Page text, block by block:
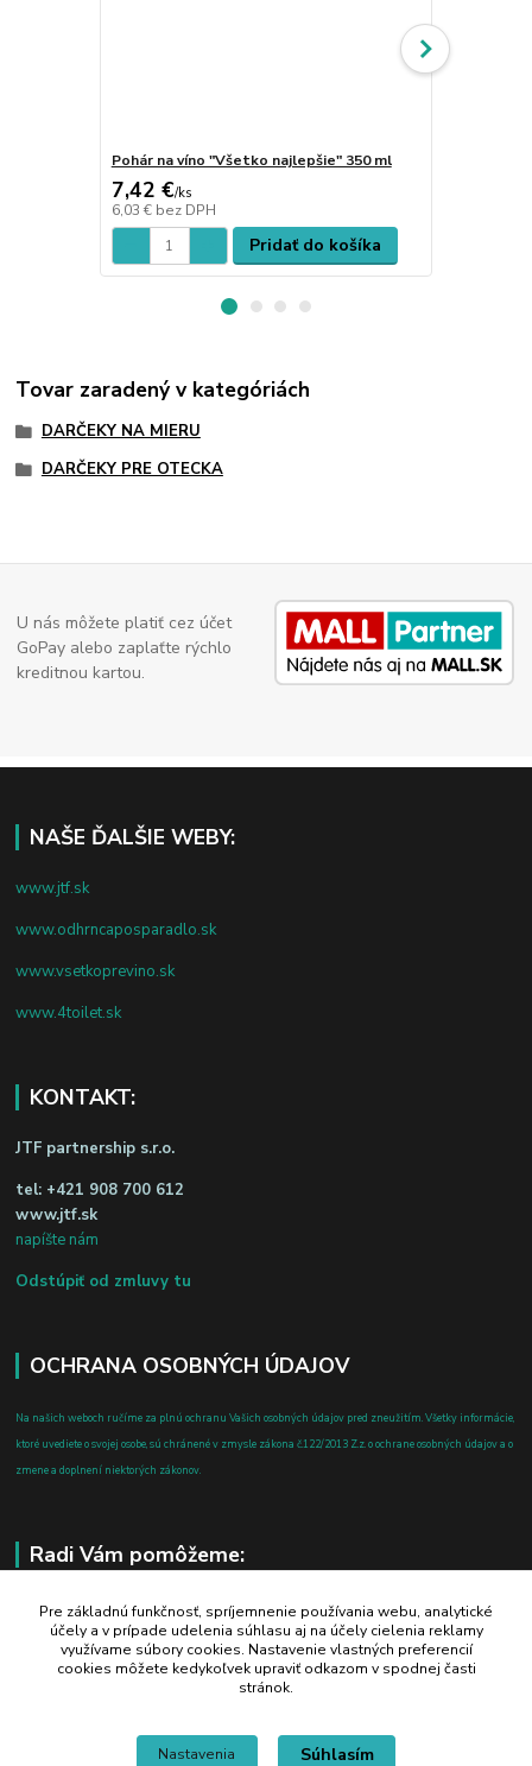
Pohár na víno "Všetko najlepšie" 350 ml
7,42 €/ks
6,03 € bez DPH
Pridať do košíka
Tovar zaradený v kategóriách
DARČEKY NA MIERU
DARČEKY PRE OTECKA
U nás môžete platiť cez účet
GoPay alebo zaplaťte rýchlo
kreditnou kartou.
NAŠE ĎALŠIE WEBY:
www.jtf.sk
www.odhrncaposparadlo.sk
www.vsetkoprevino.sk
www.4toilet.sk
KONTAKT:
JTF partnership s.r.o.
tel: +421 908 700 612
www.jtf.sk
napíšte nám
Odstúpiť od zmluvy tu
OCHRANA OSOBNÝCH ÚDAJOV
Na našich weboch ručíme za plnú ochranu Vašich osobných údajov pred zneužitím. Všetky informácie,
ktoré uvediete o svojej osobe, sú chránené v zmysle zákona č.122/2013 Z.z. o ochrane osobných údajov a o
zmene a doplnení niektorých zákonov.
Radi Vám pomôžeme:
+421 908 700 612
po-pia: 8.00 - 16.00
business@jtf.sk
Pre základnú funkčnosť, spríjemnenie používania webu, analytické
účely a v prípade udelenia súhlasu aj na účely cielenia reklamy
využívame súbory cookies. Nastavenie vlastných preferencií
cookies môžete kedykoľvek upraviť odkazom v spodnej časti
stránok.
Nastavenia Súhlasím